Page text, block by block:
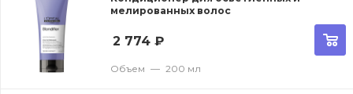
мелированных волос
2 774 ₽
Объем — 200 мл